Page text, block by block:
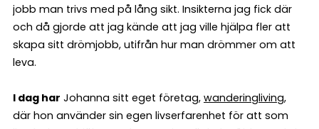
jobb man trivs med på lång sikt. Insikterna jag fick där
och då gjorde att jag kände att jag ville hjälpa fler att
skapa sitt drömjobb, utifrån hur man drömmer om att
leva.
I dag har Johanna sitt eget företag, wanderingliving,
där hon använder sin egen livserfarenhet för att som